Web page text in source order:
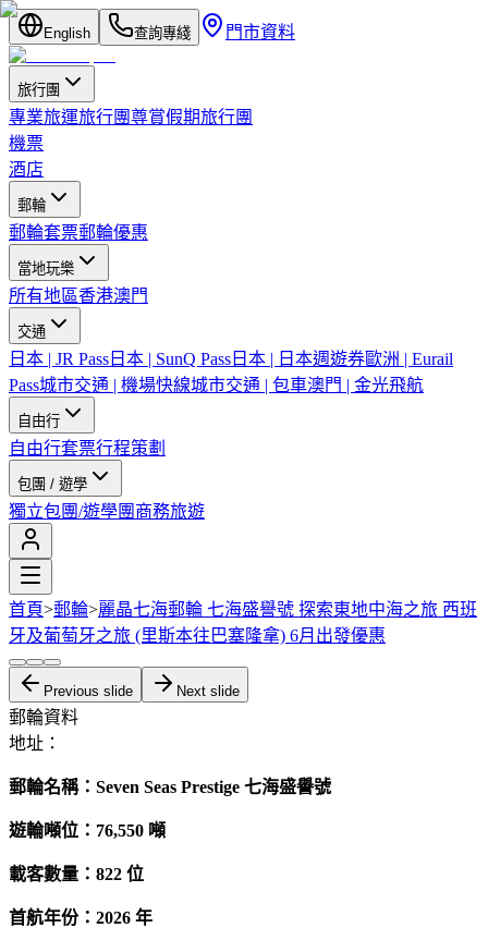
English 查詢專綫 門市資料
旅行團
專業旅運旅行團尊賞假期旅行團
機票
酒店
郵輪
郵輪套票郵輪優惠
當地玩樂
所有地區香港澳門
交通
日本 | JR Pass 日本 | SunQ Pass 日本 | 日本週遊券歐洲 | Eurail
Pass城市交通 | 機場快線城市交通 | 包車澳門 | 金光飛航
自由行
自由行套票行程策劃
包團 / 遊學
獨立包團/遊學團 商務旅遊
首頁>郵輪>麗晶七海郵輪 七海盛譽號 探索東地中海之旅 西班
牙及葡萄牙之旅 (里斯本往巴塞隆拿) 6月出發優惠
Previous slide Next slide
郵輪資料
地址：
郵輪名稱：Seven Seas Prestige 七海盛譽號
遊輪噸位：76,550 噸
載客數量：822 位
首航年份：2026 年